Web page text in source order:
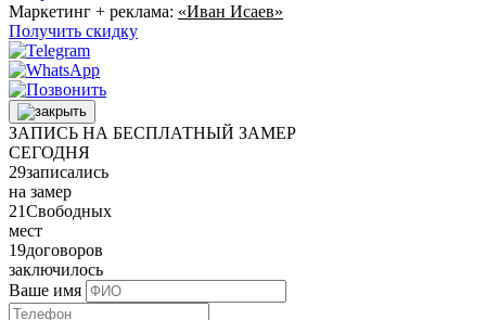
Маркетинг + реклама: «Иван Исаев»
Получить скидку
ЗАПИСЬ НА БЕСПЛАТНЫЙ ЗАМЕР
СЕГОДНЯ
29записались
на замер
21Свободных
мест
19договоров
заключилось
Ваше имя